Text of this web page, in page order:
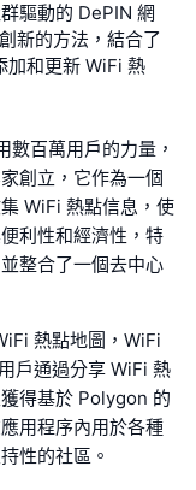
驅動的 DePIN 網
新的方法，結合了
加和更新 WiFi 熱
百萬用戶的力量，
創立，它作為一個
WiFi 熱點信息，使
利性和經濟性，特
整合了一個去中心
熱點地圖，WiFi
戶通過分享 WiFi 熱
得基於 Polygon 的
用程序內用於各種
性的社區。